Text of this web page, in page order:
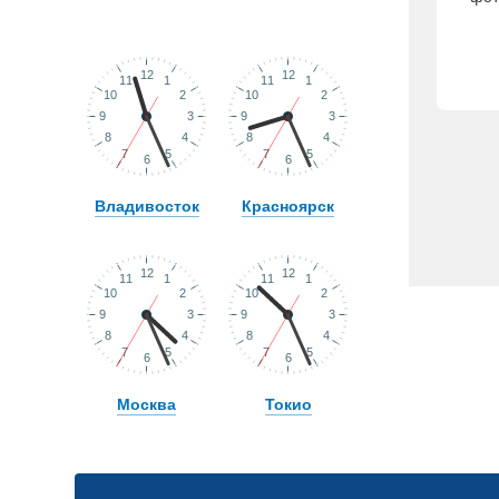
Владивосток Красноярск
Москва Токио